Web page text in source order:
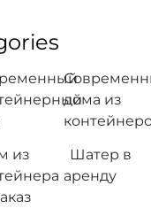
дома из
из
Шатер в
аренду